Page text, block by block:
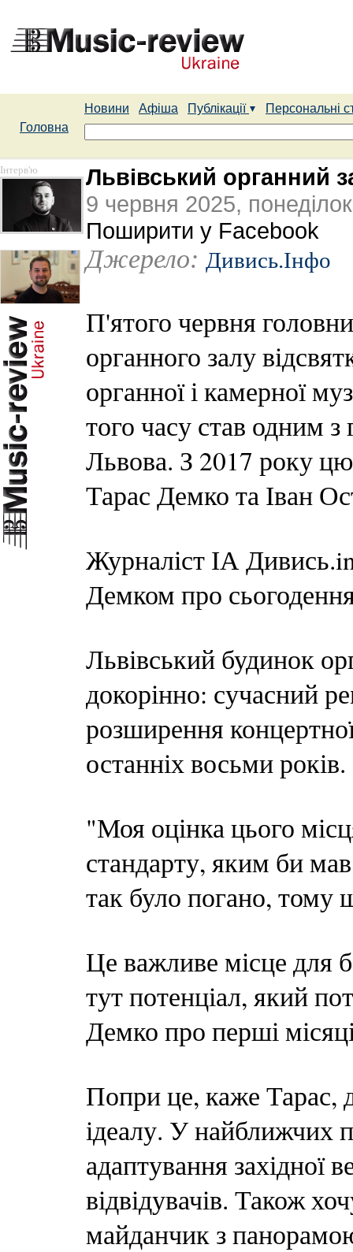
Новини Афіша Публікації
Персональні
Головна
Інтерв'ю
Львівський органний
9 червня 2025, понеділок
Поширити у Facebook
Джерело: Дивись.Інфо
П'ятого червня
органного залу
органної і камерної
того часу став одним
Львова. З 2017 року
Тарас Демко та Іван
Журналіст ІА
Демком про
Львівський будинок
докорінно: сучасний
розширення
останніх восьми років.
"Моя оцінка цього
стандарту, яким би
так було погано, тому
Це важливе місце для
тут потенціал, який
Демко про перші
Попри це, каже Тарас,
ідеалу. У найближчих
адаптування західної
відвідувачів. Також
майданчик з